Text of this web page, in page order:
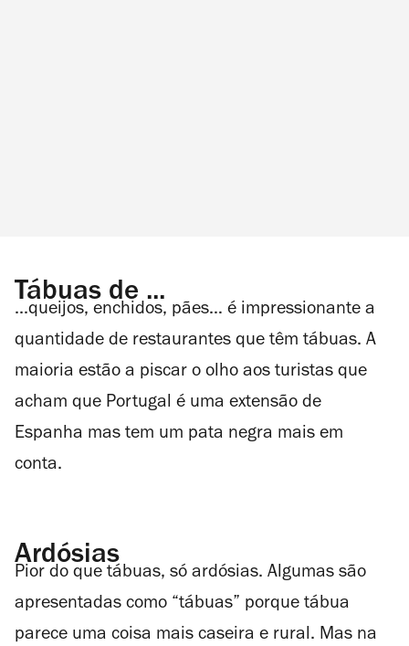
Tábuas de ...
...queijos, enchidos, pães… é impressionante a
quantidade de restaurantes que têm tábuas. A
maioria estão a piscar o olho aos turistas que
acham que Portugal é uma extensão de
Espanha mas tem um pata negra mais em
conta.
Ardósias
Pior do que tábuas, só ardósias. Algumas são
apresentadas como “tábuas” porque tábua
parece uma coisa mais caseira e rural. Mas na